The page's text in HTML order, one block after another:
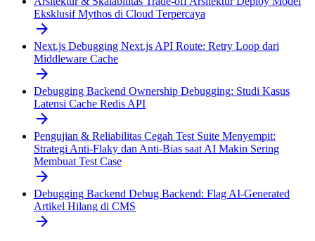
Eksklusif Mythos di Cloud Terpercaya
arrow_forward
Next.js Debugging Next.js API Route: Retry Loop dari
Middleware Cache
arrow_forward
Debugging Backend Ownership Debugging: Studi Kasus
Latensi Cache Redis API
arrow_forward
Pengujian & Reliabilitas Cegah Test Suite Menyempit:
Strategi Anti-Flaky dan Anti-Bias saat AI Makin Sering
Membuat Test Case
arrow_forward
Debugging Backend Debug Backend: Flag AI-Generated
Artikel Hilang di CMS
arrow_forward